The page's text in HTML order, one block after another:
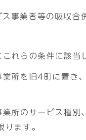
ス事業者等の吸収合
れらの条件に該当
所を旧4町に置き、
所のサービス種別
ります。